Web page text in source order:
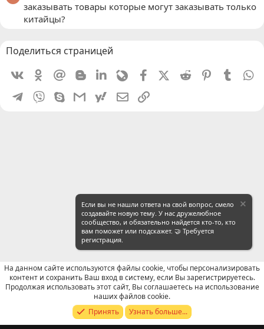
заказывать товары которые могут заказывать только
китайцы?
Поделиться страницей
VkontakteOdnoklassniki
Mail.ru BloggerLinkedin
LivejournalFacebookX (Twitter)
Reddit PinterestTumblr
Telegram
Viber SkypeGmailyahoomailЭлектронная почта
Отзывы о работе посредников
Russian (RU)
Если вы не нашли ответа на свой вопрос, смело
создавайте новую тему. У нас дружелюбное
сообщество, и обязательно найдется кто-то, кто
вам поможет или подскажет. 🤝 Требуется
регистрация.
На данном сайте используются файлы cookie, чтобы персонализировать
контент и сохранить Ваш вход в систему, если Вы зарегистрируетесь.
Продолжая использовать этот сайт, Вы соглашаетесь на использование
наших файлов cookie.
Принять
Узнать больше...